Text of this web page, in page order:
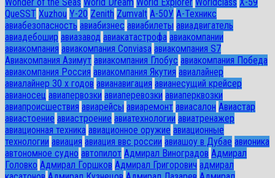
Wonder of the Seas World Dream World Explorer Worldclass X-59
QueSST Xuzhou Y-20 Zenith Zumvalt А-50У А-Техникс
авиабезопасность авиабизнес авиабилеты авиадвигатель
авиадебошир авиазавод авиакатастрофа авиакомпании
авиакомпания авиакомпания Conviasa авиакомпания S7
Авиакомпания Азимут авиакомпания Глобус авиакомпания Победа
авиакомпания Россия авиакомпания Якутия авиалайнер
авиалайнер 30 х годов авианавигация авианесущий крейсер
авианосец авиапервозки авиаперевозки авиаперквозки
авиапроисшествия авиарейсы авиаремонт авиасалон Авиастар
авиастоение авиастроение авиатехнологии авиатренажер
авиационная техника авиационное оружие авиационные
технологии авиация авиация ввс россии авиашоу в Дубае авионика
автономное судно автопилот Адмирал Виноградов Адмирал
Головко Адмирал Горшков Адмирал Григорович адмирал